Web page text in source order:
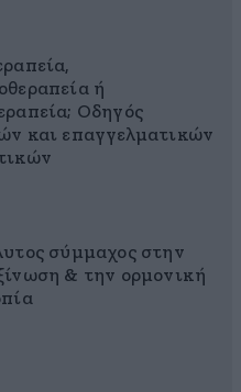
ή
Οδηγός
και επαγγελματικών
σύμμαχος στην
& την ορμονική